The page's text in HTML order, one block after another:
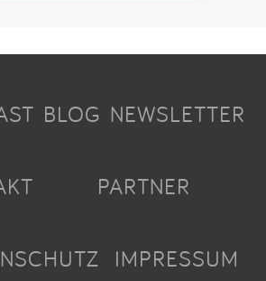
BLOG NEWSLETTER
PARTNER
IMPRESSUM